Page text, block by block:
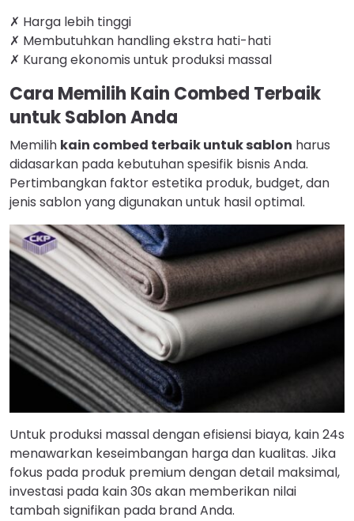
✗ Harga lebih tinggi
✗ Membutuhkan handling ekstra hati-hati
✗ Kurang ekonomis untuk produksi massal
Cara Memilih Kain Combed Terbaik
untuk Sablon Anda
Memilih kain combed terbaik untuk sablon harus
didasarkan pada kebutuhan spesifik bisnis Anda.
Pertimbangkan faktor estetika produk, budget, dan
jenis sablon yang digunakan untuk hasil optimal.
Untuk produksi massal dengan efisiensi biaya, kain 24s
menawarkan keseimbangan harga dan kualitas. Jika
fokus pada produk premium dengan detail maksimal,
investasi pada kain 30s akan memberikan nilai
tambah signifikan pada brand Anda.